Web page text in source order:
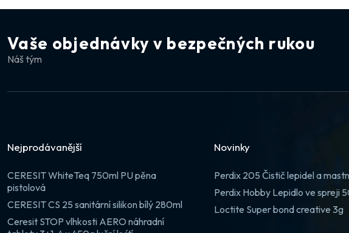
Vaše objednávky v bezpečných rukou
Náš tým
Nejprodávanější
CERESIT WhiteTeq 750ml PU pěna
pistolová
CERESIT CS 25 sanitární silikon bílý 280ml
Ceresit STOP vlhkosti AERO náhradní
Novinky
Perdix 205 Čistič lepidel a
Perdix Hobby Lepidlo ve spreji
Loctite Super bond creative 3g